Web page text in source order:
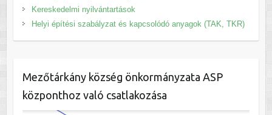
Kereskedelmi nyilvántartások
Helyi építési szabályzat és kapcsolódó anyagok (TAK, TKR)
Mezőtárkány község önkormányzata ASP
központhoz való csatlakozása